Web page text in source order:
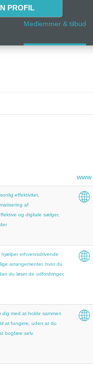
PROFIL
Medlemmer & tilbud
www
effektivitet,
af
og digitale sælger,
erhvervsdrivende
arrangementer, hvor du
du løser de udfordringer,
med at holde sammen
at fungere, uden at du
bogføre selv.